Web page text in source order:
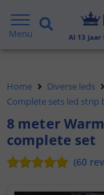
Menu Al 13 jaar
Home
Diverse leds
Complete sets led strip
8 meter
complete set
(60